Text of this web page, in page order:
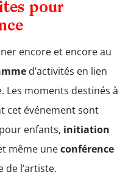
pour
encore et encore au
d’activités en lien
Les moments destinés à
cet événement sont
pour enfants, initiation
même uneconférence
de l’artiste.